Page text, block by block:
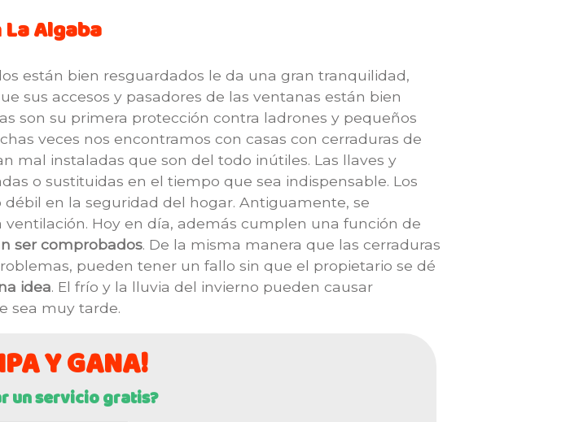
Algaba
están bien resguardados le da una gran tranquilidad,
sus accesos y pasadores de las ventanas están bien
son su primera protección contra ladrones y pequeños
veces nos encontramos con casas con cerraduras de
mal instaladas que son del todo inútiles. Las llaves y
o sustituidas en el tiempo que sea indispensable. Los
en la seguridad del hogar. Antiguamente, se
Hoy en día, además cumplen una función de
ser comprobados. De la misma manera que las cerraduras
pueden tener un fallo sin que el propietario se dé
idea. El frío y la lluvia del invierno pueden causar
sea muy tarde.
Y GANA!
un servicio gratis?